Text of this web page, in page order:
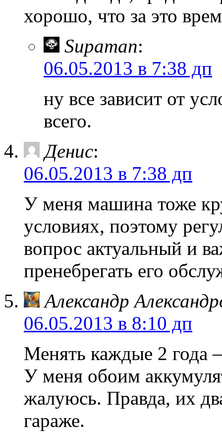
хорошо, что за это
Supaman:
06.05.2013 в 7:38 дп
ну все зависит от
всего.
Денис:
06.05.2013 в 7:38 дп
У меня машина тоже
условиях, поэтому
вопрос актуальный и
пренебрегать его
Александр
06.05.2013 в 8:10 дп
Менять каждые 2 года
У меня обоим
жалуюсь. Правда, их
гараже.